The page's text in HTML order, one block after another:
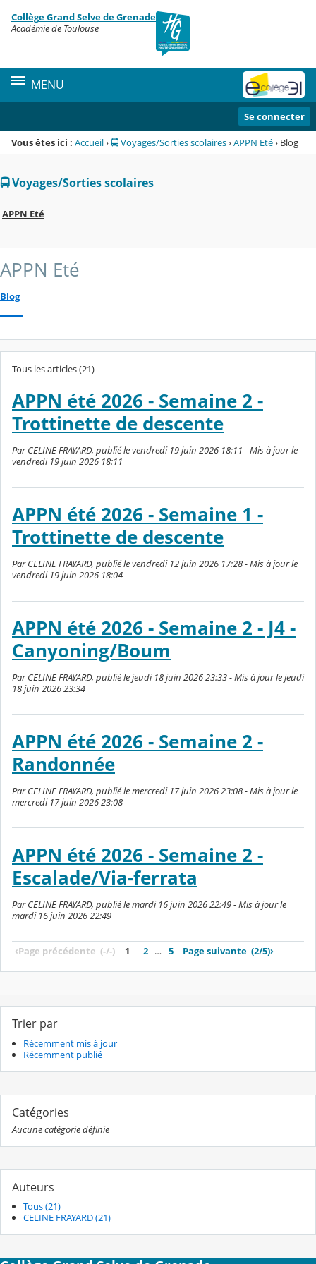
Menu de la rubrique
Contenu
Collège Grand Selve de Grenade
Académie de Toulouse
MENU
Se connecter
Vous êtes ici : Accueil› 🚍 Voyages/Sorties scolaires›APPN Eté› Blog
🚍 Voyages/Sorties scolaires
APPN Eté
APPN Eté
Blog
Tous les articles (21)
APPN été 2026 - Semaine 2 -
Trottinette de descente
Par CELINE FRAYARD, publié le vendredi 19 juin 2026 18:11 - Mis à jour le
vendredi 19 juin 2026 18:11
APPN été 2026 - Semaine 1 -
Trottinette de descente
Par CELINE FRAYARD, publié le vendredi 12 juin 2026 17:28 - Mis à jour le
vendredi 19 juin 2026 18:04
APPN été 2026 - Semaine 2 - J4 -
Canyoning/Boum
Par CELINE FRAYARD, publié le jeudi 18 juin 2026 23:33 - Mis à jour le jeudi
18 juin 2026 23:34
APPN été 2026 - Semaine 2 -
Randonnée
Par CELINE FRAYARD, publié le mercredi 17 juin 2026 23:08 - Mis à jour le
mercredi 17 juin 2026 23:08
APPN été 2026 - Semaine 2 -
Escalade/Via-ferrata
Par CELINE FRAYARD, publié le mardi 16 juin 2026 22:49 - Mis à jour le
mardi 16 juin 2026 22:49
‹Page précédente (-/-) 1 2 … 5 Page suivante (2/5)›
Trier par
Récemment mis à jour
Récemment publié
Catégories
Aucune catégorie définie
Auteurs
Tous (21)
CELINE FRAYARD (21)